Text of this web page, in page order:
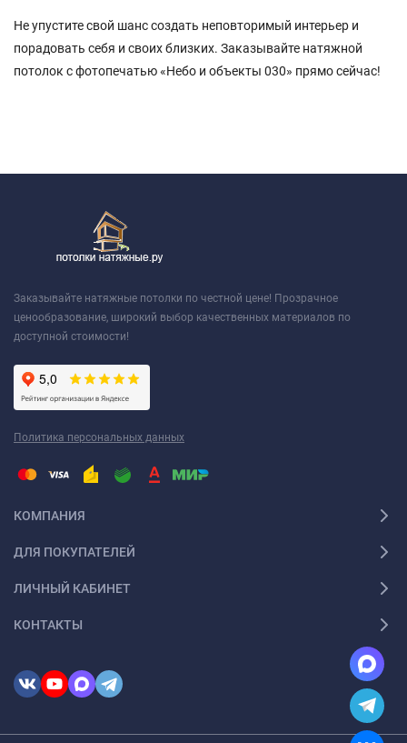
Не упустите свой шанс создать неповторимый интерьер и
порадовать себя и своих близких. Заказывайте натяжной
потолок с фотопечатью «Небо и объекты 030» прямо сейчас!
Заказывайте натяжные потолки по честной цене! Прозрачное
ценообразование, широкий выбор качественных материалов по
доступной стоимости!
Политика персональных данных
КОМПАНИЯ
ДЛЯ ПОКУПАТЕЛЕЙ
ЛИЧНЫЙ КАБИНЕТ
КОНТАКТЫ